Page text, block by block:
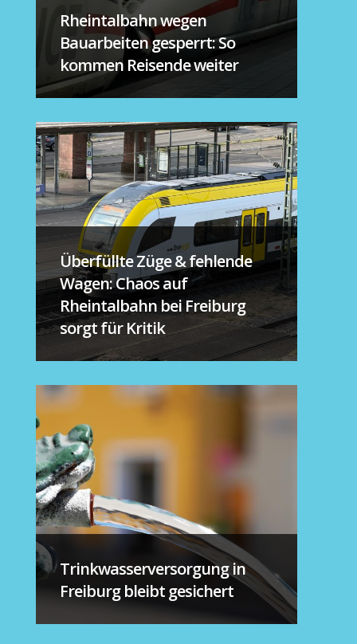
Rheintalbahn wegen
Bauarbeiten gesperrt: So
kommen Reisende weiter
Überfüllte Züge & fehlende
Wagen: Chaos auf
Rheintalbahn bei Freiburg
sorgt für Kritik
Trinkwasserversorgung in
Freiburg bleibt gesichert